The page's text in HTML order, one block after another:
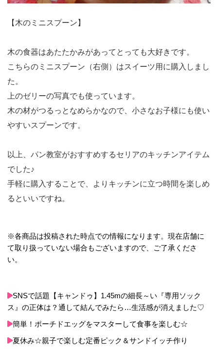
【木のミニスプーン】
木の食器はあたたかみがあってとっても大好きです。
こちらのミニスプーン（右側）はスイーツ用に購入しまし
た。
上のゼリーの写真でも使っています。
木の材がつるっとなめらかなので、小さなお子様にも使い
やすいスプーンです。
以上、パン教室がおすすめするセリアのキッチンアイテム
でした♪
手軽に購入することで、よりキッチンに立つ時間を楽しめ
るといいですね。
※各商品は投稿された時点での情報になります。現在店舗に
て取り扱っていない場合もございますので、ご了承くださ
い。
SNSで話題【キャンドゥ】1.45mの細長～い『専用ソック
ス』の正体は？通して結んでみたら…生活感が消えました♡
簡単！ポーチドエッグをマスターして食事を楽しむ☆
夏休み☆親子で楽しむ定番ピック＆サンドイッチ作り